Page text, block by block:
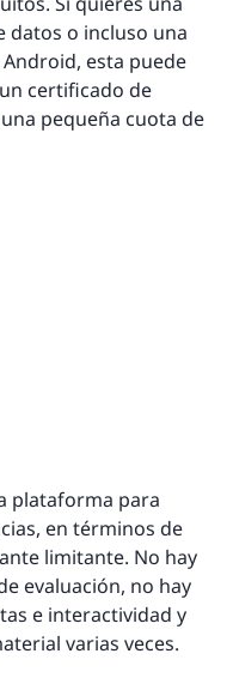
datos o incluso una
esta puede
certificado de
pequeña cuota de
plataforma para
en términos de
limitante. No hay
evaluación, no hay
e interactividad y
varias veces.